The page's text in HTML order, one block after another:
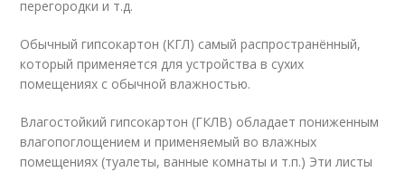
перегородки и т.д.
Обычный гипсокартон (КГЛ) самый распространённый,
который применяется для устройства в сухих
помещениях с обычной влажностью.
Влагостойкий гипсокартон (ГКЛВ) обладает пониженным
влагопоглощением и применяемый во влажных
помещениях (туалеты, ванные комнаты и т.п.) Эти листы